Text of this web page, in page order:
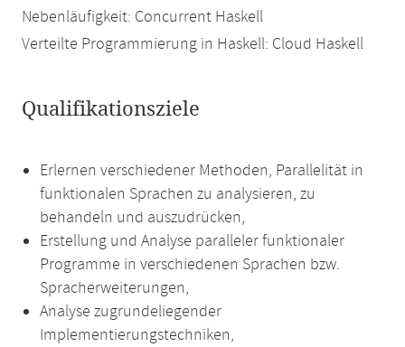
Nebenläufigkeit: Concurrent Haskell
Verteilte Programmierung in Haskell: Cloud Haskell
Qualifikationsziele
Erlernen verschiedener Methoden, Parallelität in
funktionalen Sprachen zu analysieren, zu
behandeln und auszudrücken,
Erstellung und Analyse paralleler funktionaler
Programme in verschiedenen Sprachen bzw.
Spracherweiterungen,
Analyse zugrundeliegender
Implementierungstechniken,